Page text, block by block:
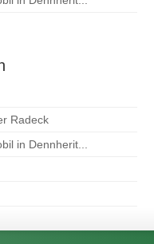
Radeck
in Dennherit...